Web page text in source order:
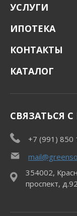
УСЛУГИ
ИПОТЕКА
КОНТАКТЫ
КАТАЛОГ
СВЯЗАТЬСЯ
+7 (991) 850
354002,
проспект,